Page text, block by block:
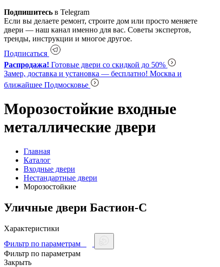
Подпишитесь в Telegram
Если вы делаете ремонт, строите дом или просто меняете
двери — наш канал именно для вас. Советы экспертов,
тренды, инструкции и многое другое.
Подписаться
Распродажа! Готовые двери со скидкой до 50%
Замер, доставка и установка — бесплатно! Москва и
ближайшее Подмосковье
Морозостойкие входные
металлические двери
Главная
Каталог
Входные двери
Нестандартные двери
Морозостойкие
Уличные двери Бастион-С
Характеристики
Фильтр по параметрам
Фильтр по параметрам
Закрыть